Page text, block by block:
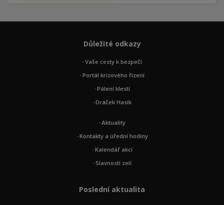
Důležité odkazy
Vaše cesty k bezpečí
Portál krizového řízení
Pálení klestí
Dráček Hasík
Aktuality
Kontakty a úřední hodiny
Kalendář akcí
Slavnosti zelí
Poslední aktualita